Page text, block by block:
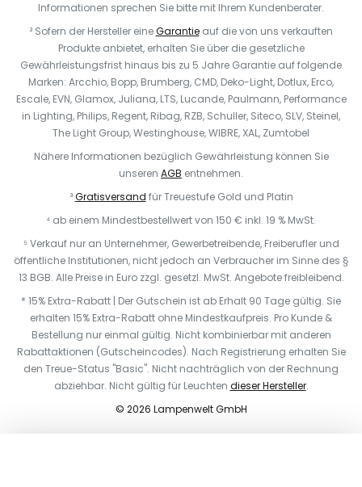
Informationen sprechen Sie bitte mit Ihrem Kundenberater.
² Sofern der Hersteller eineGarantieauf die von uns verkauften
Produkte anbietet, erhalten Sie über die gesetzliche
Gewährleistungsfrist hinaus bis zu 5 Jahre Garantie auf folgende
Marken: Arcchio, Bopp, Brumberg, CMD, Deko-Light, Dotlux, Erco,
Escale, EVN, Glamox, Juliana, LTS, Lucande, Paulmann, Performance
in Lighting, Philips, Regent, Ribag, RZB, Schuller, Siteco, SLV, Steinel,
The Light Group, Westinghouse, WIBRE, XAL, Zumtobel
Nähere Informationen bezüglich Gewährleistung können Sie
unseren AGB entnehmen.
³Gratisversand für Treuestufe Gold und Platin
⁴ ab einem Mindestbestellwert von 150 € inkl. 19 % MwSt.
⁵ Verkauf nur an Unternehmer, Gewerbetreibende, Freiberufler und
öffentliche Institutionen, nicht jedoch an Verbraucher im Sinne des §
13 BGB. Alle Preise in Euro zzgl. gesetzl. MwSt. Angebote freibleibend.
* 15% Extra-Rabatt | Der Gutschein ist ab Erhalt 90 Tage gültig. Sie
erhalten 15% Extra-Rabatt ohne Mindestkaufpreis. Pro Kunde &
Bestellung nur einmal gültig. Nicht kombinierbar mit anderen
Rabattaktionen (Gutscheincodes). Nach Registrierung erhalten Sie
den Treue-Status "Basic". Nicht nachträglich von der Rechnung
abziehbar. Nicht gültig für Leuchten dieser Hersteller.
© 2026 Lampenwelt GmbH